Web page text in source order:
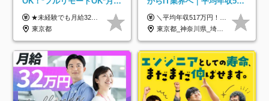
32万～*残業月9.8h*1ヶ月の
研修*資格取得率100％
★未経験でも月給32万円スタート★ 月収32万円～35万円＋各種手当（資格手当だけで毎月15万の上乗せ実績あり！） ★資格手当豊富！1資格につき最大3万円支給 ★功績手当の導入で、毎月のお給与に上乗せで最大10万円支給している社員も！ ★1回の昇級で年収数十万UPも可 ★ゆくゆくは年収1000万以上も目指せる 年俸384万円～1,162万8,000円（12分割） ※経験・スキルを考慮の上決定します ※上記金額には固定残業代（月30h分・60,800円～66,500円）を含みます ※超過分は別途全額支給します ※試用期間2ヶ月間あり（その他待遇に差異はありません）
東京都
万円｜ホワイト企業認定｜
年休134日｜リモートOK
＼平均年収517万円！入社5年目まで毎年必ず昇給／ ■賞与年3回 ■年収800万円以上も可 ■入社3年以上の平均年収469.2万円 月給23万2000円以上＋賞与年3回＋各種手当 ☆入社5年目まで最大1万5000円の定期昇給を確約 ┃各種手当充実 ・規定の資格を取得すれば、2000円～5万円を毎月支給（2万4000円～60万円／年） ・研修中に取得した取得率95％の資格でも研修後の給料UP ※月給は年齢・経験・能力を考慮して、優遇いたします ※上記月給金額は固定残業代（20時間/3万1300円円以上）を含み、超過分は別途支給いたします ※試用期間（6ヶ月）は月給に変動はありますが、その他待遇に差異はありません ├入社後1ヶ月～3ヶ月間は、月給20万1900円となります └上記金額は固定残業代（10時間／1万6000円）を含み、超過分は別途支給いたします
東京都_神奈川県_埼玉県_千葉県_大阪府_愛知県_北海道_青森県_岩手県_宮城県_秋田県_山形県_福島県_茨城県_栃木県_群馬県_新潟県_山梨県_長野県_富山県_石川県_福井県_静岡県_岐阜県_三重県_兵庫県_京都府_滋賀県_奈良県_和歌山県_広島県_岡山県_鳥取県_島根県_山口県_徳島県_香川県_愛媛県_高知県_福岡県_熊本県_佐賀県_長崎県_大分県_宮崎県_鹿児島県_沖縄県